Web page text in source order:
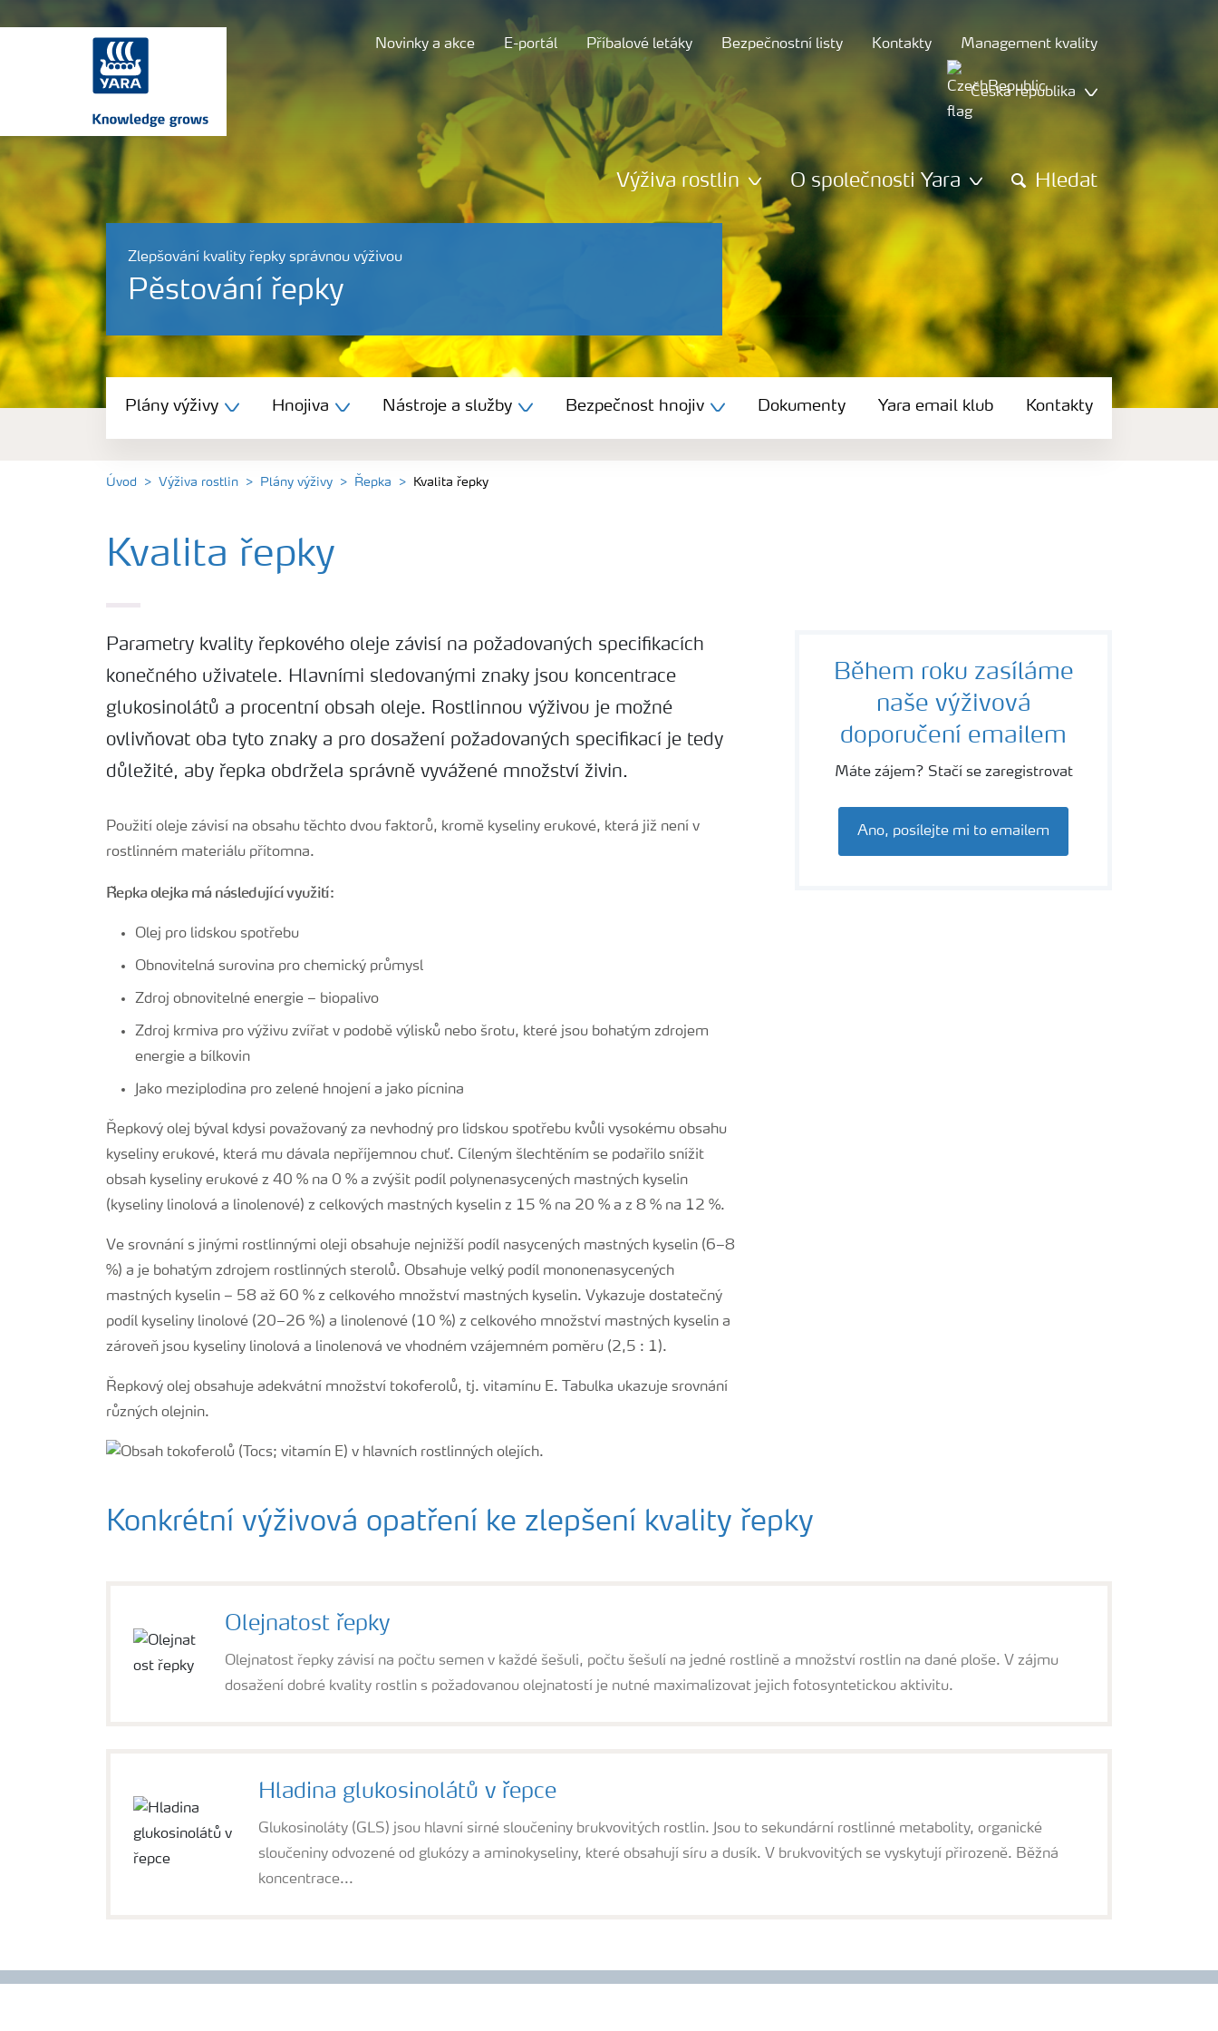
Novinky a akce E-portál Příbalové letáky Bezpečnostní listy Kontakty Management kvality
Česká republika
Výživa rostlin O společnosti Yara Hledat
Zlepšování kvality řepky správnou výživou
Pěstování řepky
Nástroje a služby
Bezpečnost hnojiv
Yara email klub
Kontakty
Plány výživy Hnojiva Nástroje a služby Bezpečnost hnojiv Dokumenty Yara email klub Kontakty
Úvod Výživa rostlin Plány výživy Řepka Kvalita řepky
Kvalita řepky
Parametry kvality řepkového oleje závisí na požadovaných specifikacích
konečného uživatele. Hlavními sledovanými znaky jsou koncentrace
glukosinolátů a procentní obsah oleje. Rostlinnou výživou je možné
ovlivňovat oba tyto znaky a pro dosažení požadovaných specifikací je tedy
důležité, aby řepka obdržela správně vyvážené množství živin.
Použití oleje závisí na obsahu těchto dvou faktorů, kromě kyseliny erukové, která již není v
rostlinném materiálu přítomna.
Řepka olejka má následující využití:
Olej pro lidskou spotřebu
Obnovitelná surovina pro chemický průmysl
Zdroj obnovitelné energie – biopalivo
Zdroj krmiva pro výživu zvířat v podobě výlisků nebo šrotu, které jsou bohatým zdrojem
energie a bílkovin
Jako meziplodina pro zelené hnojení a jako pícnina
Řepkový olej býval kdysi považovaný za nevhodný pro lidskou spotřebu kvůli vysokému obsahu
kyseliny erukové, která mu dávala nepříjemnou chuť. Cíleným šlechtěním se podařilo snížit
obsah kyseliny erukové z 40 % na 0 % a zvýšit podíl polynenasycených mastných kyselin
(kyseliny linolová a linolenové) z celkových mastných kyselin z 15 % na 20 % a z 8 % na 12 %.
Ve srovnání s jinými rostlinnými oleji obsahuje nejnižší podíl nasycených mastných kyselin (6–8
%) a je bohatým zdrojem rostlinných sterolů. Obsahuje velký podíl mononenasycených
mastných kyselin – 58 až 60 % z celkového množství mastných kyselin. Vykazuje dostatečný
podíl kyseliny linolové (20–26 %) a linolenové (10 %) z celkového množství mastných kyselin a
zároveň jsou kyseliny linolová a linolenová ve vhodném vzájemném poměru (2,5 : 1).
Řepkový olej obsahuje adekvátní množství tokoferolů, tj. vitamínu E. Tabulka ukazuje srovnání
různých olejnin.
Během roku zasíláme
naše výživová
doporučení emailem
Máte zájem? Stačí se zaregistrovat
Ano, posílejte mi to emailem
Konkrétní výživová opatření ke zlepšení kvality řepky
Olejnatost řepky
Olejnatost řepky závisí na počtu semen v každé šešuli, počtu šešulí na jedné rostlině a množství rostlin na dané ploše. V zájmu
dosažení dobré kvality rostlin s požadovanou olejnatostí je nutné maximalizovat jejich fotosyntetickou aktivitu.
Hladina glukosinolátů v řepce
Glukosinoláty (GLS) jsou hlavní sirné sloučeniny brukvovitých rostlin. Jsou to sekundární rostlinné metabolity, organické
sloučeniny odvozené od glukózy a aminokyseliny, které obsahují síru a dusík. V brukvovitých se vyskytují přirozeně. Běžná
koncentrace...